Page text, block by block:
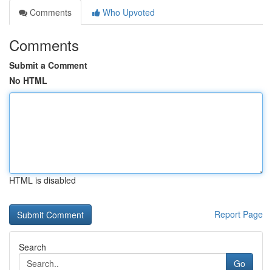
Comments
Who Upvoted
Comments
Submit a Comment
No HTML
HTML is disabled
Report Page
Search
Go